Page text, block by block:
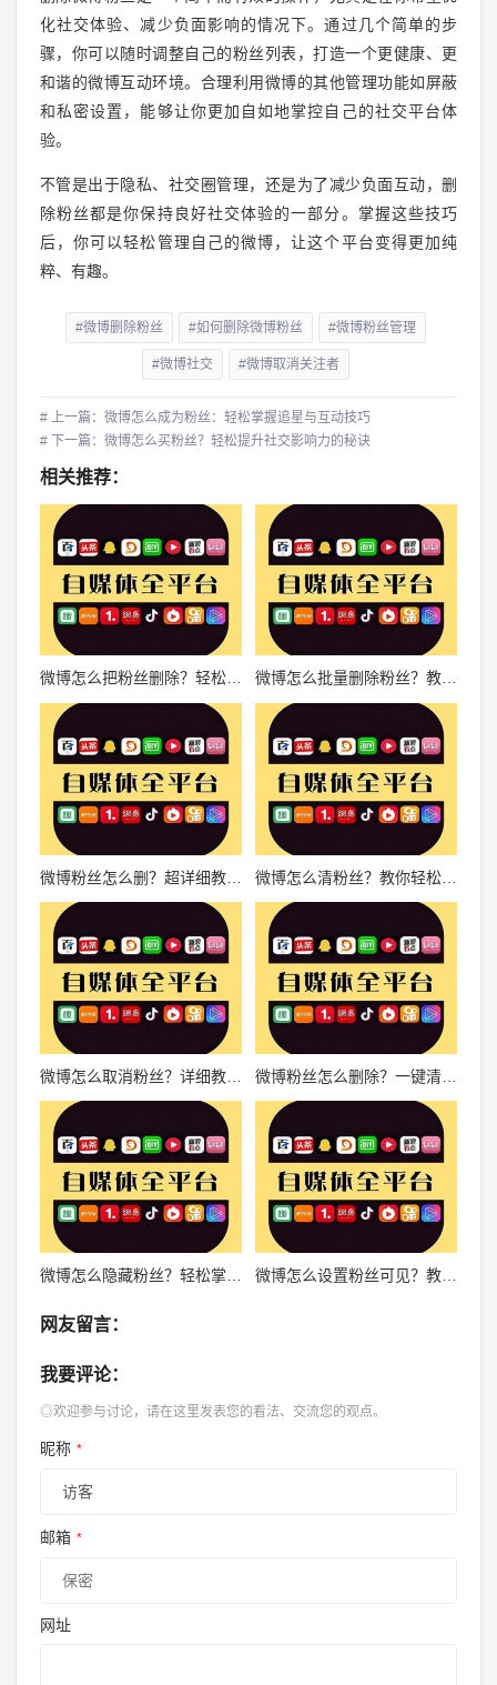
化社交体验、减少负面影响的情况下。通过几个简单的步
骤，你可以随时调整自己的粉丝列表，打造一个更健康、更
和谐的微博互动环境。合理利用微博的其他管理功能如屏蔽
和私密设置，能够让你更加自如地掌控自己的社交平台体
验。
不管是出于隐私、社交圈管理，还是为了减少负面互动，删
除粉丝都是你保持良好社交体验的一部分。掌握这些技巧
后，你可以轻松管理自己的微博，让这个平台变得更加纯
粹、有趣。
#微博删除粉丝 #如何删除微博粉丝 #微博粉丝管理
#微博社交 #微博取消关注者
# 上一篇：微博怎么成为粉丝：轻松掌握追星与互动技巧
# 下一篇：微博怎么买粉丝？轻松提升社交影响力的秘诀
相关推荐：
微博怎么把粉丝删除？轻松掌握粉丝管理技巧！ 微博怎么批量删除粉丝？教你轻松清理无效关注
微博粉丝怎么删？超详细教程助你轻松管理粉丝 微博怎么清粉丝？教你轻松管理你的社交圈
微博怎么取消粉丝？详细教程教你轻松管理粉丝 微博粉丝怎么删除？一键清理僵尸粉的高效方法
微博怎么设置粉丝可见？教你轻松掌控个人隐私设置
网友留言：
我要评论：
◎欢迎参与讨论，请在这里发表您的看法、交流您的观点。
昵称 *
邮箱 *
网址